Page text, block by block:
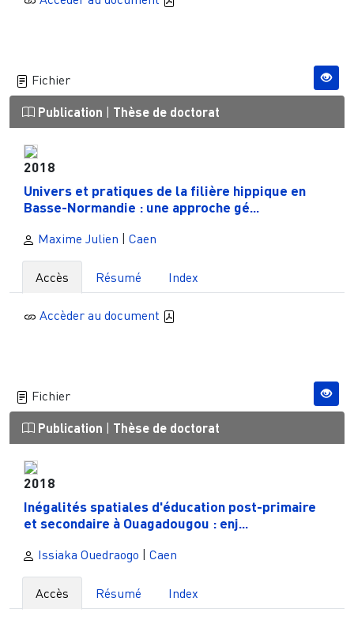
Fichier
Publication Thèse de doctorat
2018
Univers et pratiques de la filière hippique en
Basse-Normandie : une approche gé...
Maxime Julien Caen
Accès Résumé Index
Accèder au document
Fichier
Publication Thèse de doctorat
2018
Inégalités spatiales d'éducation post-primaire
et secondaire à Ouagadougou : enj...
Issiaka Ouedraogo Caen
Accès Résumé Index